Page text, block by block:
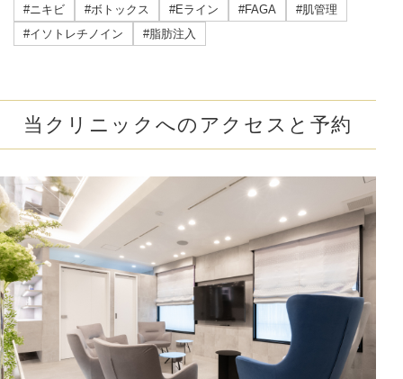
#ニキビ
#ボトックス #Eライン #FAGA
#肌管理
#イソトレチノイン
#脂肪注入
当クリニックへのアクセスと予約